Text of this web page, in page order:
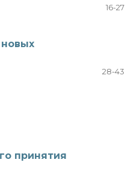
16-27
28-43
принятия